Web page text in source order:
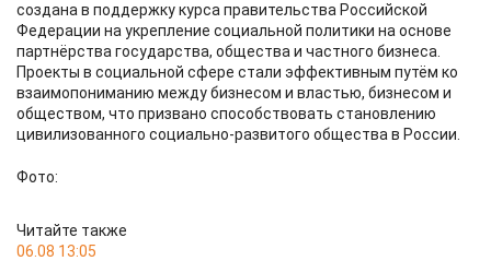
создана в поддержку курса правительства Российской
Федерации на укрепление социальной политики на основе
партнёрства государства, общества и частного бизнеса.
Проекты в социальной сфере стали эффективным путём ко
взаимопониманию между бизнесом и властью, бизнесом и
обществом, что призвано способствовать становлению
цивилизованного социально-развитого общества в России.
Фото:
Читайте также
06.08 13:05